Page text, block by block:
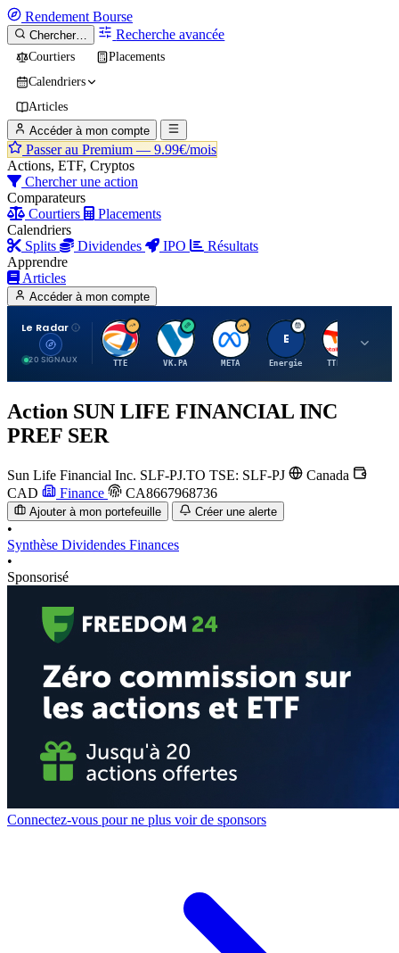
Rendement Bourse
Chercher… Recherche avancée
Courtiers
Placements
Calendriers
Articles
Accéder à mon compte
Passer au Premium — 9.99€/mois
Actions, ETF, Cryptos
Chercher une action
Comparateurs
Courtiers
Placements
Calendriers
Splits
Dividendes IPO
Résultats
Apprendre
Articles
Accéder à mon compte
Le Radar
20 SIGNAUX
T
TTE
V
VK.PA
M
META
E
Energie
T
TTE.PA
Action SUN LIFE FINANCIAL INC
PREF SER
Sun Life Financial Inc. SLF-PJ.TO TSE: SLF-PJ
Canada
CAD
Finance CA8667968736
Ajouter à mon portefeuille Créer une alerte
•
Synthèse Dividendes Finances
•
Sponsorisé
Connectez-vous pour ne plus voir de sponsors